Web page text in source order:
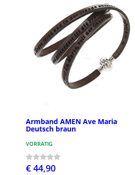
Armband AMEN Ave Maria
Deutsch braun
VORRÄTIG
€ 44,90